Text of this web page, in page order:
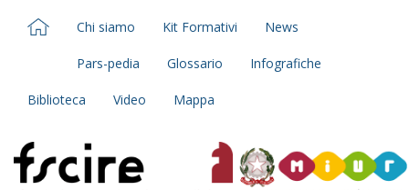
Chi siamo Kit Formativi News
Pars-pedia Glossario Infografiche
Biblioteca Video Mappa